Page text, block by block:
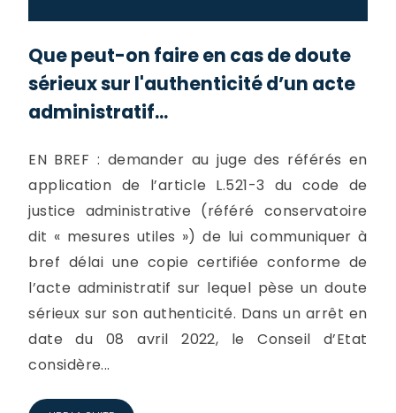
Que peut-on faire en cas de doute
sérieux sur l'authenticité d’un acte
administratif...
EN BREF : demander au juge des référés en
application de l’article L.521-3 du code de
justice administrative (référé conservatoire
dit « mesures utiles ») de lui communiquer à
bref délai une copie certifiée conforme de
l’acte administratif sur lequel pèse un doute
sérieux sur son authenticité. Dans un arrêt en
date du 08 avril 2022, le Conseil d’Etat
considère...